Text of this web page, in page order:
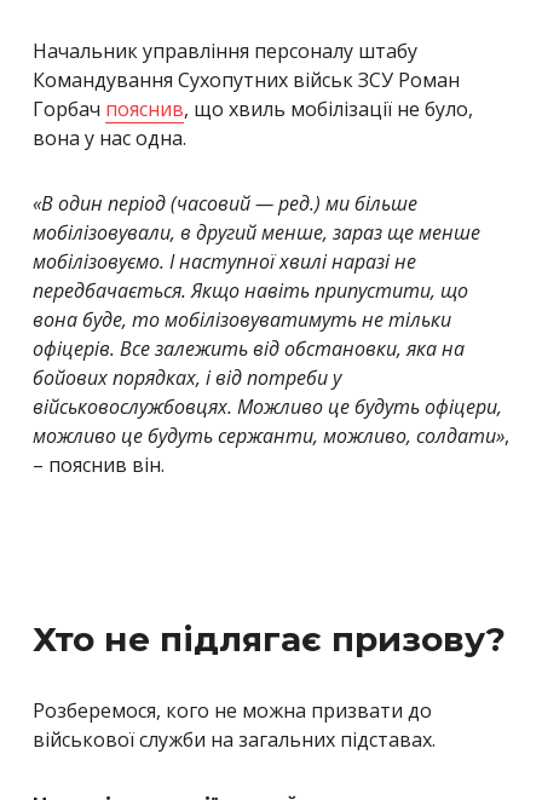
Начальник управління персоналу штабу
Командування Сухопутних військ ЗСУ Роман
Горбач пояснив, що хвиль мобілізації не було,
вона у нас одна.
«В один період (часовий — ред.) ми більше
мобілізовували, в другий менше, зараз ще менше
мобілізовуємо. І наступної хвилі наразі не
передбачається. Якщо навіть припустити, що
вона буде, то мобілізовуватимуть не тільки
офіцерів. Все залежить від обстановки, яка на
бойових порядках, і від потреби у
військовослужбовцях. Можливо це будуть офіцери,
можливо це будуть сержанти, можливо, солдати»,
– пояснив він.
Хто не підлягає призову?
Розберемося, кого не можна призвати до
військової служби на загальних підставах.